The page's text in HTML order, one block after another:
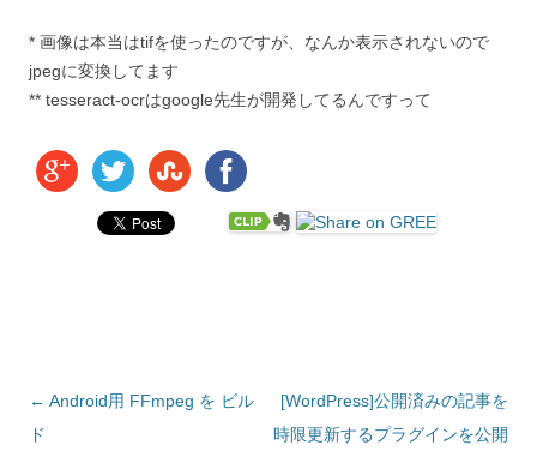
* 画像は本当はtifを使ったのですが、なんか表示されないので
jpegに変換してます
** tesseract-ocrはgoogle先生が開発してるんですって
投稿ナビゲーション
← Android用 FFmpeg を ビル
ド
[WordPress]公開済みの記事を
時限更新するプラグインを公開